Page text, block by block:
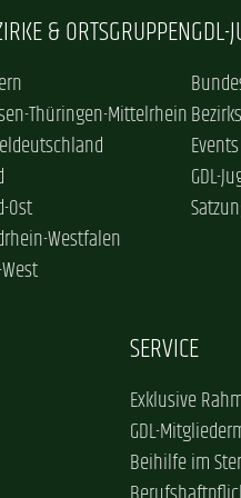
& ORTSGRUPPEN
Thüringen-Mittelrhein
Ost
Westfalen
GDL-
GDL-
SERVICE
Exklusive
GDL-
Beihilfe im